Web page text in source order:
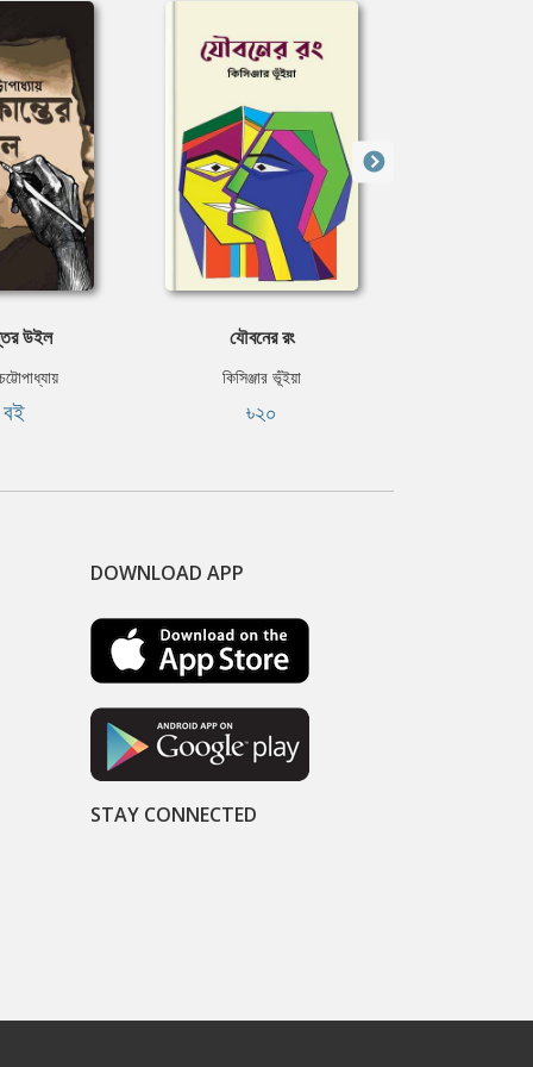
উইল যৌবনের রং
কিসিঞ্জার ভূঁইয়া
৳২০
DOWNLOAD APP
STAY CONNECTED